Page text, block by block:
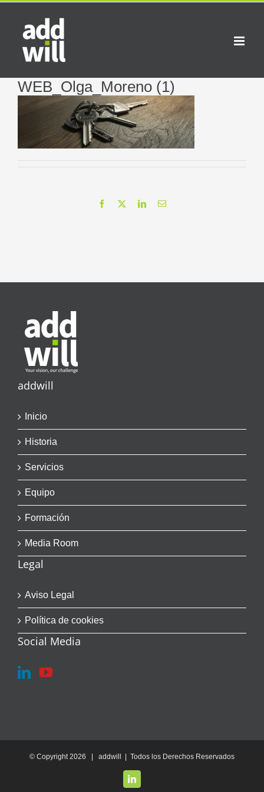
Saltar
contenido
WEB_Olga_Moreno (1)
Facebook LinkedInCorreo
addwill
Inicio
Historia
Servicios
Equipo
Formación
Media Room
Legal
Aviso Legal
Política de cookies
Social Media
© Copyright2026 | addwill | Todos los Derechos Reservados
LinkedIn